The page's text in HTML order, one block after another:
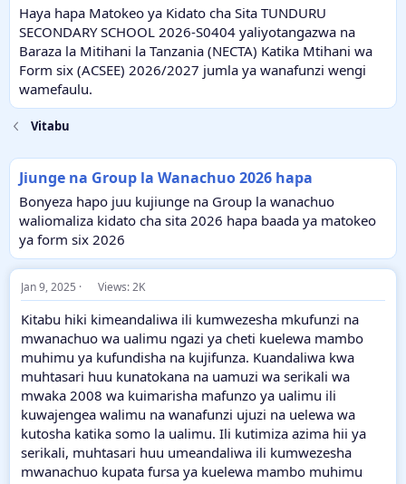
t
a
r
t
e
t
e
Haya hapa Matokeo ya Kidato cha Sita TUNDURU
SECONDARY SCHOOL 2026-S0404 yaliyotangazwa na
Baraza la Mitihani la Tanzania (NECTA) Katika Mtihani wa
Form six (ACSEE) 2026/2027 jumla ya wanafunzi wengi
wamefaulu.
Vitabu
Jiunge na Group la Wanachuo 2026 hapa
Bonyeza hapo juu kujiunge na Group la wanachuo
waliomaliza kidato cha sita 2026 hapa baada ya matokeo
ya form six 2026
Jan 9, 2025 Views: 2K
Kitabu hiki kimeandaliwa ili kumwezesha mkufunzi na
mwanachuo wa ualimu ngazi ya cheti kuelewa mambo
muhimu ya kufundisha na kujifunza. Kuandaliwa kwa
muhtasari huu kunatokana na uamuzi wa serikali wa
mwaka 2008 wa kuimarisha mafunzo ya ualimu ili
kuwajengea walimu na wanafunzi ujuzi na uelewa wa
kutosha katika somo la ualimu. Ili kutimiza azima hii ya
serikali, muhtasari huu umeandaliwa ili kumwezesha
mwanachuo kupata fursa ya kuelewa mambo muhimu